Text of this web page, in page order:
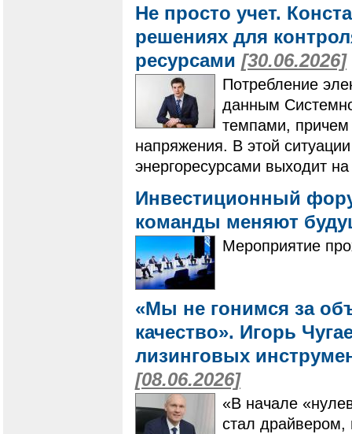
Не просто учет.
решениях для
ресурсами [30.06.2026]
Потребление
данным
темпами, причем
напряжения. В этой
энергоресурсами выходит
Инвестиционный
команды меняют
Мероприятие
«Мы не гонимся за
качество». Игорь
лизинговых
[08.06.2026]
«В начале
стал